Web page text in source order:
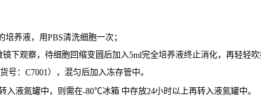
养液，用PBS清洗细胞一次；
下观察，待细胞回缩变圆后加入5ml完全培养液终止消化，再轻轻
：C7001），混匀后加入冻存管中。
液氮罐中，则需在-80℃冰箱 中存放24小时以上再转入液氮罐中。